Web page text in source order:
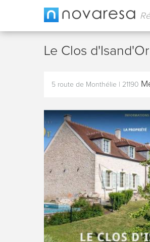
Le Clos d'Isand'Or
5 route de Monthélie 21190